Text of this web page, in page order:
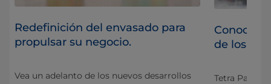
Redefinición del envasado para
propulsar su negocio.
Vea un adelanto de los nuevos desarrollos
de los
Tetra Pak®